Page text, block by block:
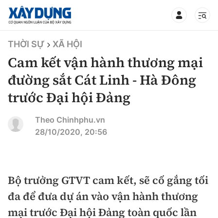
TIN BỘ XÂY DỰNG
CHUYÊN MỤC
Mới nhất
Chính trị
Xã hội
Xây dựng
Chỉ đạo điều hành
Giao thông
THỜI SỰ XÃ HỘI
Cam kết vận hành thương mại
đường sắt Cát Linh - Hà Đông
trước Đại hội Đảng
Theo Chinhphu.vn
28/10/2020, 20:56
Bộ trưởng GTVT cam kết, sẽ cố gắng tối
đa để đưa dự án vào vận hành thương
mại trước Đại hội Đảng toàn quốc lần